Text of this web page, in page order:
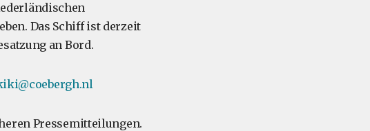
Das Schiff ist derzeit
an Bord.
Pressemitteilungen.